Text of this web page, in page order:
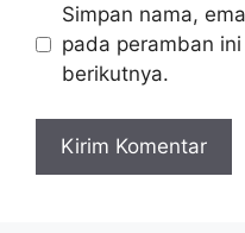
Simpan nama,
pada peramban
berikutnya.